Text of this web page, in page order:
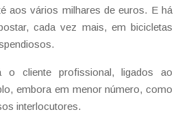
aos vários milhares de euros. E há
cada vez mais, em bicicletas
o cliente profissional, ligados ao
embora em menor número, como
interlocutores.